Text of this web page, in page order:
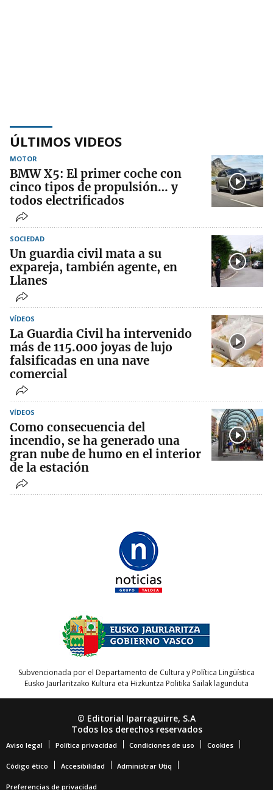
ÚLTIMOS VIDEOS
MOTOR
BMW X5: El primer coche con
cinco tipos de propulsión… y
todos electrificados
SOCIEDAD
Un guardia civil mata a su
expareja, también agente, en
Llanes
VÍDEOS
La Guardia Civil ha intervenido
más de 115.000 joyas de lujo
falsificadas en una nave
comercial
VÍDEOS
Como consecuencia del
incendio, se ha generado una
gran nube de humo en el interior
de la estación
Subvencionada por el Departamento de Cultura y Política Lingüística
Eusko Jaurlaritzako Kultura eta Hizkuntza Politika Sailak lagunduta
© Editorial Iparraguirre, S.A
Todos los derechos reservados
Aviso legal Política privacidad Condiciones de uso Cookies
Código ético Accesibilidad Administrar Utiq
Preferencias de privacidad